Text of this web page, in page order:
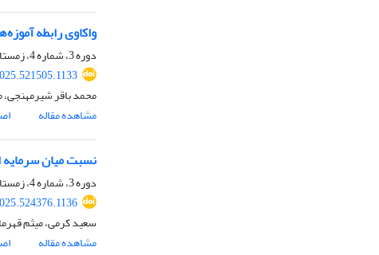
واکاوی رابطه
دوره 3، شماره 4، زمستان 1404، صفحه
محمد باقر
مشاهده مقاله
نسبت میان سرمایه
دوره 3، شماره 4، زمستان 1404، صفحه
سعید کرمی، میثم
مشاهده مقاله